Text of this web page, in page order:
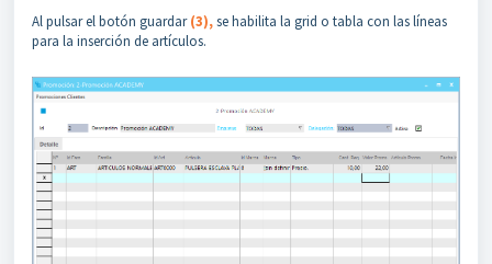
Al pulsar el botón guardar(3),se habilita la grid o tabla con las líneas
para la inserción de artículos.